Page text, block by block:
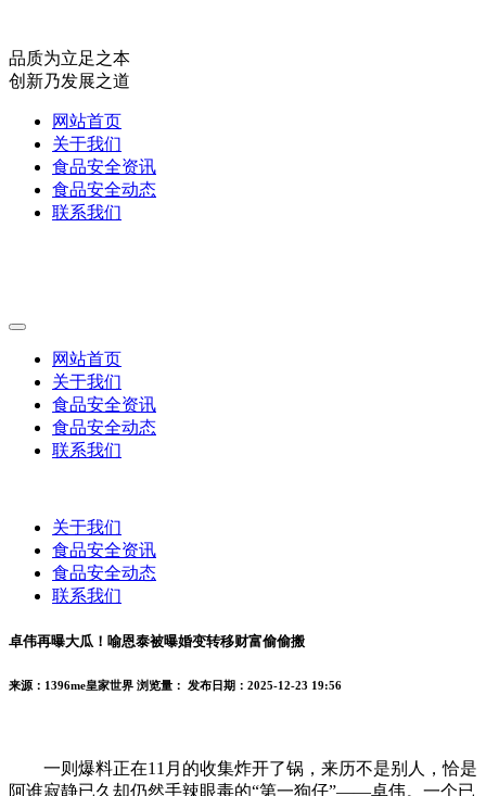
品质为立足之本
创新乃发展之道
网站首页
关于我们
食品安全资讯
食品安全动态
联系我们
网站首页
关于我们
食品安全资讯
食品安全动态
联系我们
关于我们
食品安全资讯
食品安全动态
联系我们
卓伟再曝大瓜！喻恩泰被曝婚变转移财富偷偷搬
来源：1396me皇家世界 浏览量： 发布日期：2025-12-23 19:56
一则爆料正在11月的收集炸开了锅，来历不是别人，恰是
阿谁寂静已久却仍然手辣眼毒的“第一狗仔”——卓伟。一个已